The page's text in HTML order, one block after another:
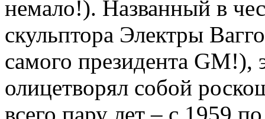
немало!). Названный в
скульптора Электры
самого президента GM!),
олицетворял собой